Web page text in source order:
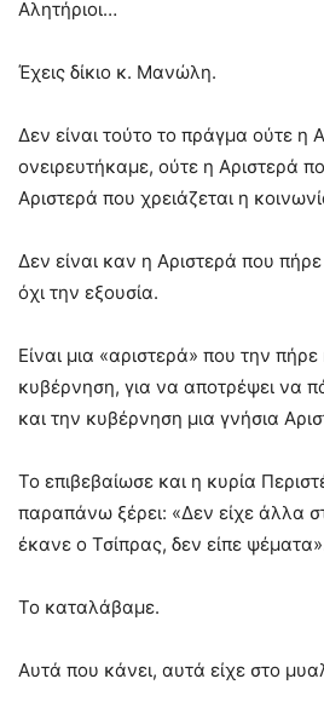
Αλητήριοι…
Έχεις δίκιο κ. Μανώλη.
Δεν είναι τούτο το πράγμα ούτε η
ονειρευτήκαμε, ούτε η Αριστερά
Αριστερά που χρειάζεται η
Δεν είναι καν η Αριστερά που
όχι την εξουσία.
Είναι μια «αριστερά» που την
κυβέρνηση, για να αποτρέψει να
και την κυβέρνηση μια γνήσια
Το επιβεβαίωσε και η κυρία
παραπάνω ξέρει: «Δεν είχε άλλα
έκανε ο Τσίπρας, δεν είπε
Το καταλάβαμε.
Αυτά που κάνει, αυτά είχε στο